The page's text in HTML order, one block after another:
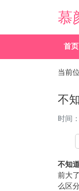
慕
首页
当前
不
时间：
不知
前大
么区